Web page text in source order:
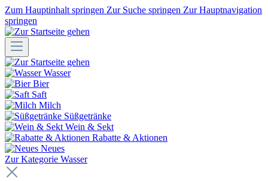
Zum Hauptinhalt springen Zur Suche springen Zur Hauptnavigation
springen
Wasser
Bier
Saft
Milch
Süßgetränke
Wein & Sekt
Rabatte & Aktionen
Neues
Zur Kategorie Wasser